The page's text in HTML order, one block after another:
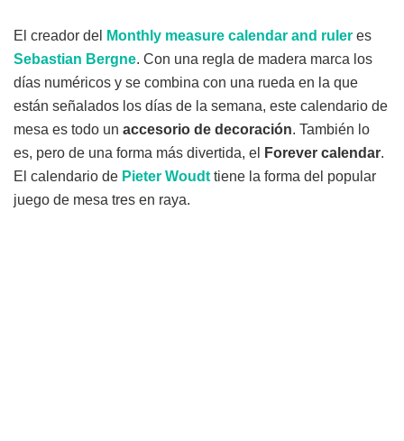
El creador del Monthly measure calendar and ruler es
Sebastian Bergne. Con una regla de madera marca los
días numéricos y se combina con una rueda en la que
están señalados los días de la semana, este calendario de
mesa es todo un accesorio de decoración. También lo
es, pero de una forma más divertida, el
Forever calendar.
El calendario de Pieter Woudt tiene la forma del popular
juego de mesa tres en raya.